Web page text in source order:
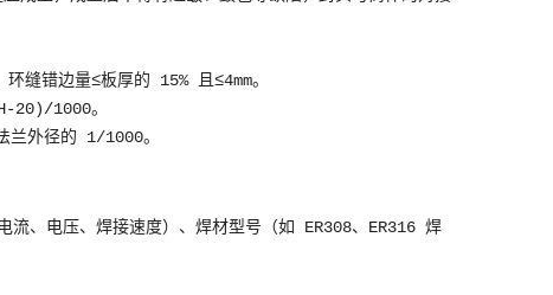
缝错边量≤板厚的 15% 且≤4mm。
20)/1000。
兰外径的 1/1000。
流、电压、焊接速度）、焊材型号（如 ER308、ER316 焊